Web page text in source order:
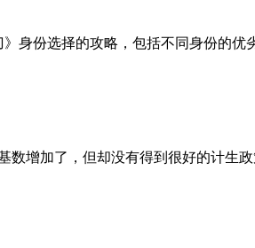
身份选择的攻略，包括不同身份的优
数增加了，但却没有得到很好的计生